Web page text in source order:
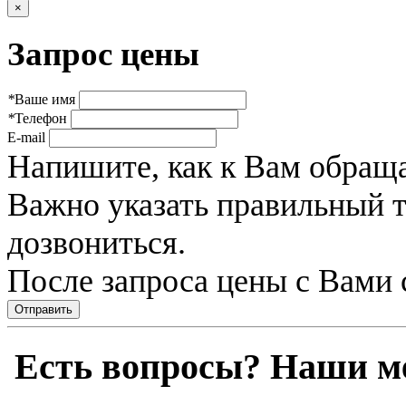
×
Запрос цены
*Ваше имя
*Телефон
E-mail
Напишите, как к Вам
Важно указать
дозвониться.
После запроса цены с Вами
Отправить
Есть вопросы? Наши